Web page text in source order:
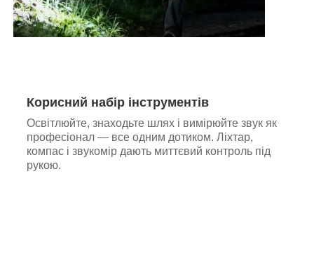
Корисний набір інструментів
Освітлюйте, знаходьте шлях і вимірюйте звук як
професіонал — все одним дотиком. Ліхтар,
компас і звукомір дають миттєвий контроль під
рукою.